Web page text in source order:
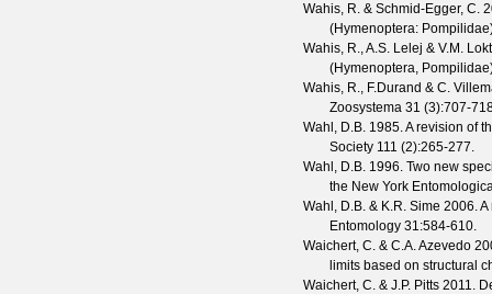
Wahis, R. & Schmid-Egger, C.
(Hymenoptera:
Wahis, R., A.S. Lelej & V.M.
(Hymenoptera,
Wahis, R., F.Durand & C.
Zoosystema 31 (3):707-
Wahl, D.B. 1985. A revision of
Society 111 (2):265-277.
Wahl, D.B. 1996. Two new
the New York
Wahl, D.B. & K.R. Sime 2006.
Entomology 31:584-610.
Waichert, C. & C.A. Azevedo
limits based on structural
Waichert, C. & J.P. Pitts 2011.